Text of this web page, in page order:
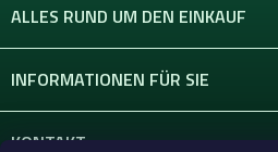
ALLES RUND UM DEN EINKAUF
INFORMATIONEN FÜR SIE
KONTAKT